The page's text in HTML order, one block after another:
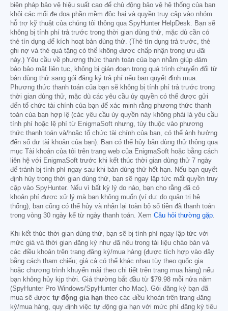
biện pháp bảo vệ hiệu suất cao để chủ động bảo vệ hệ thống của bạn
khỏi các mối đe dọa phần mềm độc hại và quyền truy cập vào nhóm
hỗ trợ kỹ thuật của chúng tôi thông qua SpyHunter HelpDesk. Bạn sẽ
không bị tính phí trả trước trong thời gian dùng thử, mặc dù cần có
thẻ tín dụng để kích hoạt bản dùng thử. (Thẻ tín dụng trả trước, thẻ
ghi nợ và thẻ quà tặng có thể không được chấp nhận trong ưu đãi
này.) Yêu cầu về phương thức thanh toán của bạn nhằm giúp đảm
bảo bảo mật liên tục, không bị gián đoạn trong quá trình chuyển đổi từ
bản dùng thử sang gói đăng ký trả phí nếu bạn quyết định mua.
Phương thức thanh toán của bạn sẽ không bị tính phí trả trước trong
thời gian dùng thử, mặc dù các yêu cầu ủy quyền có thể được gửi
đến tổ chức tài chính của bạn để xác minh rằng phương thức thanh
toán của bạn hợp lệ (các yêu cầu ủy quyền này không phải là yêu cầu
tính phí hoặc lệ phí từ EnigmaSoft nhưng, tùy thuộc vào phương
thức thanh toán và/hoặc tổ chức tài chính của bạn, có thể ảnh hưởng
đến số dư tài khoản của bạn). Bạn có thể hủy bản dùng thử thông qua
mục Tài khoản của tôi trên trang web của EnigmaSoft hoặc bằng cách
liên hệ với EnigmaSoft trước khi kết thúc thời gian dùng thử 7 ngày
để tránh bị tính phí ngay sau khi bản dùng thử hết hạn. Nếu bạn quyết
định hủy trong thời gian dùng thử, bạn sẽ ngay lập tức mất quyền truy
cập vào SpyHunter. Nếu vì bất kỳ lý do nào, bạn cho rằng đã có
khoản phí được xử lý mà bạn không muốn (ví dụ: do quản trị hệ
thống), bạn cũng có thể hủy và nhận lại toàn bộ số tiền đã thanh toán
trong vòng 30 ngày kể từ ngày thanh toán. Xem Câu hỏi thường gặp.
Khi kết thúc thời gian dùng thử, bạn sẽ bị tính phí ngay lập tức với
mức giá và thời gian đăng ký như đã nêu trong tài liệu chào bán và
các điều khoản trên trang đăng ký/mua hàng (được tích hợp vào đây
bằng cách tham chiếu; giá cả có thể khác nhau tùy theo quốc gia
hoặc chương trình khuyến mãi theo chi tiết trên trang mua hàng) nếu
bạn không hủy kịp thời. Giá thường bắt đầu từ $79.98 mỗi nửa năm
(SpyHunter Pro Windows/SpyHunter cho Mac). Gói đăng ký bạn đã
mua sẽ được tự động gia hạn theo các điều khoản trên trang đăng
ký/mua hàng, quy định việc tự động gia hạn với mức phí đăng ký tiêu